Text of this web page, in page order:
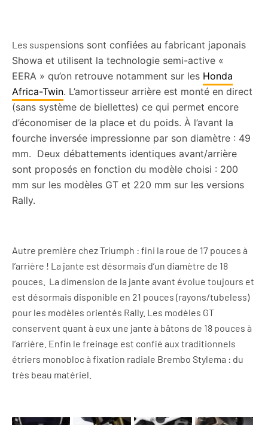
Les suspensions sont confiées au fabricant japonais
Showa et utilisent la technologie semi-active «
EERA » qu’on retrouve notamment sur les Honda
Africa-Twin. L’amortisseur arrière est monté en direct
(sans système de biellettes) ce qui permet encore
d’économiser de la place et du poids. À l’avant la
fourche inversée impressionne par son diamètre : 49
mm. Deux débattements identiques avant/arrière
sont proposés en fonction du modèle choisi : 200
mm sur les modèles GT et 220 mm sur les versions
Rally.
Autre première chez Triumph : fini la roue de 17 pouces à
l’arrière ! La jante est désormais d’un diamètre de 18
pouces. La dimension de la jante avant évolue toujours et
est désormais disponible en 21 pouces (rayons/tubeless)
pour les modèles orientés Rally. Les modèles GT
conservent quant à eux une jante à bâtons de 18 pouces à
l’arrière. Enfin le freinage est confié aux traditionnels
étriers monobloc à fixation radiale Brembo Stylema : du
très beau matériel.